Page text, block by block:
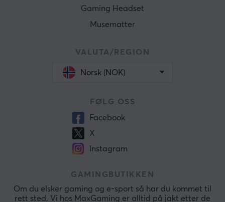
Gaming Headset
Musematter
VALUTA/REGION
Norsk (NOK)
FØLG OSS
Facebook
X
Instagram
GAMINGBUTIKKEN
Om du elsker gaming og e-sport så har du kommet til
rett sted. Vi hos MaxGaming er alltid på jakt etter de